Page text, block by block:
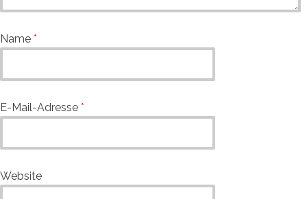
Name *
E-Mail-Adresse *
Website